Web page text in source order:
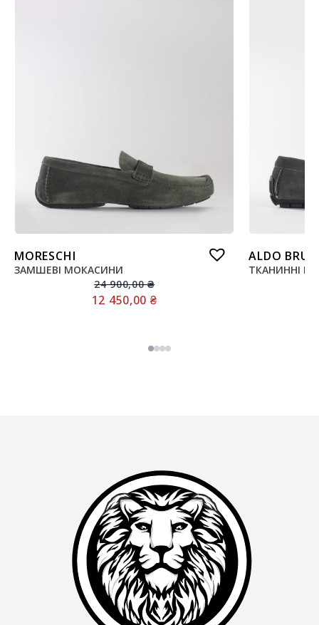
MORESCHI
ЗАМШЕВІ МОКАСИНИ
24 900,00₴
12 450,00 ₴
ALDO BRUE
ТКАНИННІ